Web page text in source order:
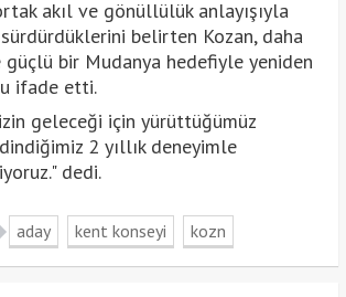
akıl ve gönüllülük anlayışıyla
sürdürdüklerini belirten Kozan, daha
bir Mudanya hedefiyle yeniden
ifade etti.
geleceği için yürüttüğümüz
2 yıllık deneyimle
dedi.
aday kent konseyi kozn